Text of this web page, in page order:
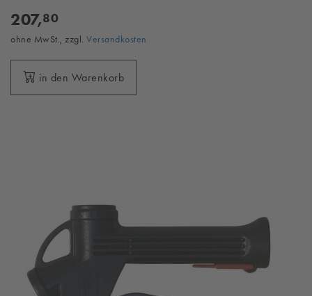
207,80
ohne MwSt., zzgl. Versandkosten
in den Warenkorb